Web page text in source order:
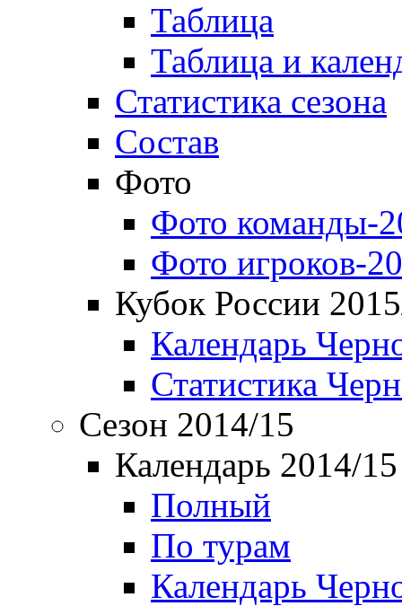
Таблица
Таблица и
Статистика сезона
Состав
Фото
Фото команды-
Фото игроков-
Кубок России
Календарь
Статистика
Сезон 2014/15
Календарь 2014/15
Полный
По турам
Календарь